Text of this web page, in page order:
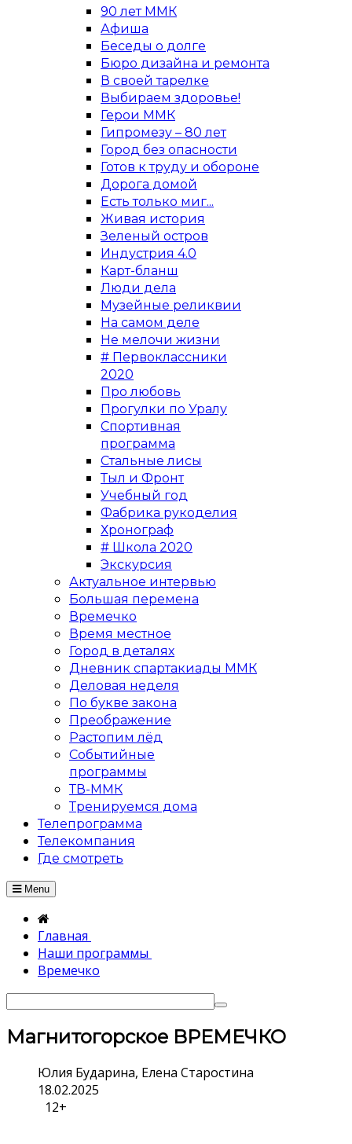
90 лет ММК
Афиша
Беседы о долге
Бюро дизайна и ремонта
В своей тарелке
Выбираем здоровье!
Герои ММК
Гипромезу – 80 лет
Город без опасности
Готов к труду и обороне
Дорога домой
Есть только миг...
Живая история
Зеленый остров
Индустрия 4.0
Карт-бланш
Люди дела
Музейные реликвии
На самом деле
Не мелочи жизни
# Первоклассники
2020
Про любовь
Прогулки по Уралу
Спортивная
программа
Стальные лисы
Тыл и Фронт
Учебный год
Фабрика рукоделия
Хронограф
# Школа 2020
Экскурсия
Актуальное интервью
Большая перемена
Времечко
Время местное
Город в деталях
Дневник спартакиады ММК
Деловая неделя
По букве закона
Преображение
Растопим лёд
Событийные
программы
ТВ-ММК
Тренируемся дома
Телепрограмма
Телекомпания
Где смотреть
Menu
Главная
Наши программы
Времечко
Магнитогорское ВРЕМЕЧКО
Юлия Бударина, Елена Старостина
18.02.2025
12+